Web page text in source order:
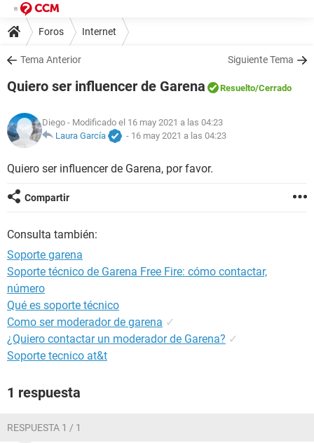
Foros Internet
Tema Anterior Siguiente Tema
Quiero ser influencer de Garena Resuelto/Cerrado
Diego - Modificado el 16 may 2021 a las 04:23
Laura García
- 16 may 2021 a las 04:23
Quiero ser influencer de Garena, por favor.
Compartir
Consulta también:
Soporte garena
Soporte técnico de Garena Free Fire: cómo contactar,
número
Qué es soporte técnico
Como ser moderador de garena ✓
¿Quiero contactar un moderador de Garena? ✓
Soporte tecnico at&t
1 respuesta
RESPUESTA 1 / 1